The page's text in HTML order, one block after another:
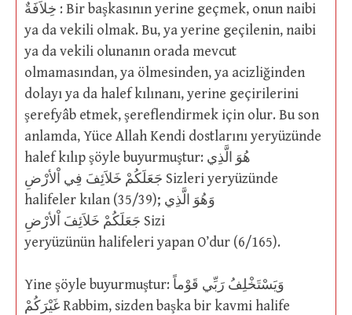
خِلاَفَةٌ : Bir başkasının yerine geçmek, onun naibi
ya da vekili olmak. Bu, ya yerine geçilenin, naibi
ya da vekili olunanın orada mevcut
olmamasından, ya ölmesinden, ya acizliğinden
dolayı ya da halef kılınanı, yerine geçirilerini
şerefyâb etmek, şereflendirmek için olur. Bu son
anlamda, Yüce Allah Kendi dostlarını yeryüzünde
halef kılıp şöyle buyurmuştur: هُوَ الَّذِي
جَعَلَكُمْ خَلاَئِفَ فِي اْلأرْضِ Sizleri yeryüzünde
halifeler kılan (35/39); وَهُوَ الَّذِي
جَعَلَكُمْ خَلاَئِفَ اْلأرْضِ Sizi
yeryüzünün halifeleri yapan O’dur (6/165).
Yine şöyle buyurmuştur: وَيَسْتَخْلِفُ رَبِّي قَوْماً
غَيْرَكُمْ Rabbim, sizden başka bir kavmi halife